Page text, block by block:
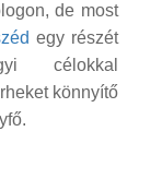
de most
egy részét
célokkal
könnyítő